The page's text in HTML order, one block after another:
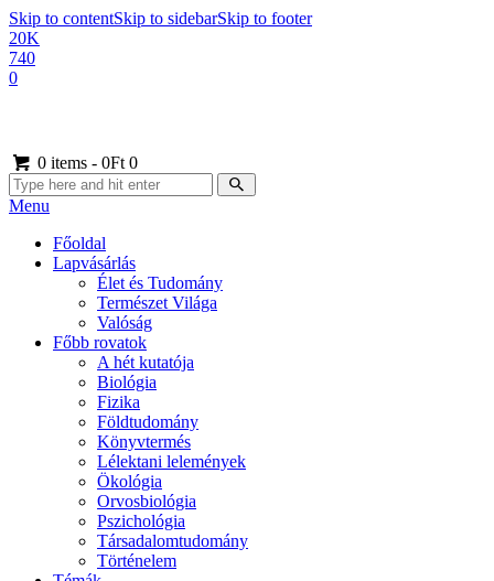
Skip to contentSkip to sidebarSkip to footer
20K
740
0
0 items - 0Ft 0
Menu
Főoldal
Lapvásárlás
Élet és Tudomány
Természet Világa
Valóság
Főbb rovatok
A hét kutatója
Biológia
Fizika
Földtudomány
Könyvtermés
Lélektani lelemények
Ökológia
Orvosbiológia
Pszichológia
Társadalomtudomány
Történelem